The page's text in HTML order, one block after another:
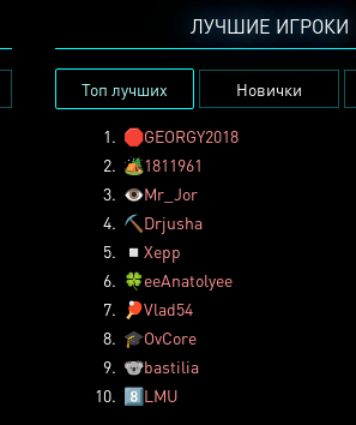
ЛУЧШИЕ ИГРОКИ
Топ лучших Новички
1. 🛑GEORGY2018
2. 🏕️1811961
3. 👁️Mr_Jor
4. ⛏️ Drjusha
5.
◽ Xepp
6. 🍀eeAnatolyee
7.
🏓Vlad54
8. 🎓OvCore
9. 🐨bastilia
10. 8️⃣LMU